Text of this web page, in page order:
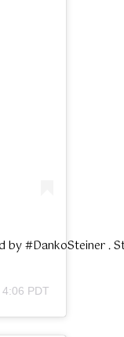
#DankoSteiner .
PDT